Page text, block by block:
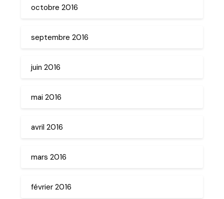
octobre 2016
septembre 2016
juin 2016
mai 2016
avril 2016
mars 2016
février 2016